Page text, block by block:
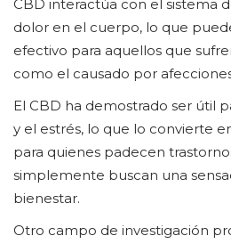
CBD interactúa con el sistema
dolor en el cuerpo, lo que
efectivo para aquellos que
como el causado por
El CBD ha demostrado ser útil
y el estrés, lo que lo convierte
para quienes padecen
simplemente buscan una
bienestar.
Otro campo de investigación